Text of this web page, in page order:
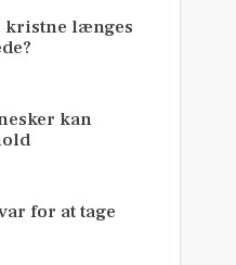
kristne længes
kan
for at tage